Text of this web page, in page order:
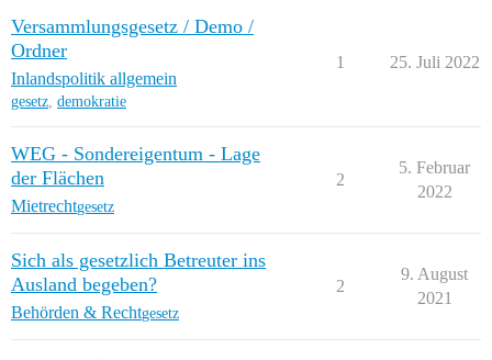
Versammlungsgesetz / Demo /
Ordner
Inlandspolitik allgemein
gesetz, demokratie
1 25. Juli 2022
WEG - Sondereigentum - Lage
der Flächen
Mietrechtgesetz
2
5. Februar
2022
Sich als gesetzlich Betreuter ins
Ausland begeben?
Behörden & Rechtgesetz
2
9. August
2021